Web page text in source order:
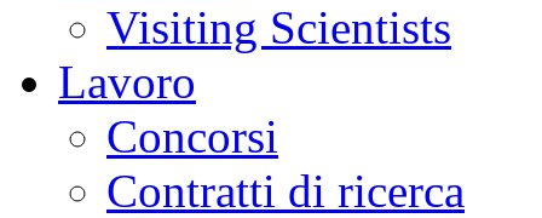
Visiting Scientists
Lavoro
Concorsi
Contratti di ricerca